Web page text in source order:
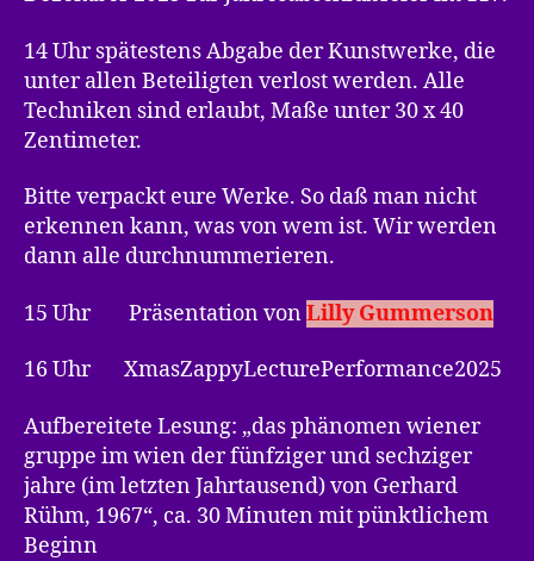
14 Uhr spätestens Abgabe der Kunstwerke, die
unter allen Beteiligten verlost werden. Alle
Techniken sind erlaubt, Maße unter 30 x 40
Zentimeter.
Bitte verpackt eure Werke. So daß man nicht
erkennen kann, was von wem ist. Wir werden
dann alle durchnummerieren.
15 Uhr Präsentation vonLilly Gummerson
16 Uhr XmasZappyLecturePerformance2025
Aufbereitete Lesung: „das phänomen wiener
gruppe im wien der fünfziger und sechziger
jahre (im letzten Jahrtausend) von Gerhard
Rühm, 1967“, ca. 30 Minuten mit pünktlichem
Beginn